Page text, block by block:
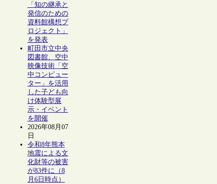
「知の継承と
発信のための
資料館構想プ
ロジェクト」
を発表
町田市立中央
図書館、空中
映像技術「空
中コンピュー
ター」を活用
した子ども向
け体験型展
示・イベント
を開催
2026年08月07
日
令和8年熊本
地震による文
化財等の被害
が83件に（8
月6日時点）